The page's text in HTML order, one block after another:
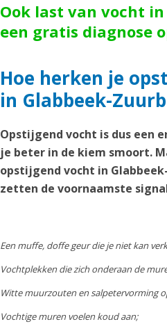
Ook last van vocht
een gratis diagnose
Hoe herken je
in Glabbeek-
Opstijgend vocht is dus een
je beter in de kiem smoort.
opstijgend vocht in
zetten de voornaamste
Een muffe, doffe geur die je niet kan
Vochtplekken die zich onderaan de
Witte muurzouten en salpetervorming
Vochtige muren voelen koud aan;